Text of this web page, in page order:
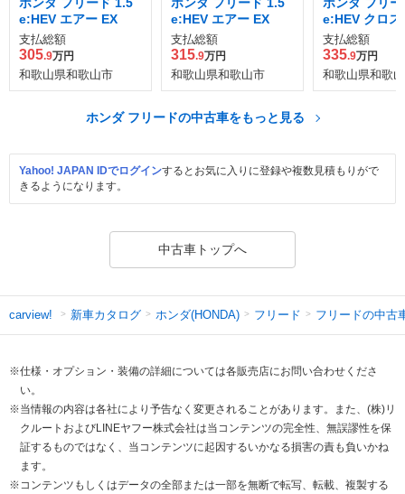
e:HEV エアー EX
支払総額
305.9万円
和歌山県和歌山市
e:HEV エアー EX
支払総額
315.9万円
和歌山県和歌山市
e:HEV クロス
支払総額
335.9万円
和歌山県和歌
ホンダ フリードの中古車をもっと見る
Yahoo! JAPAN IDでログインするとお気に入りに登録や複数見積もりがで
きるようになります。
中古車トップへ
carview! 新車カタログ ホンダ(HONDA) フリード フリードの中古
※仕様・オプション・装備の詳細については各販売店にお問い合わせくださ
い。
※当情報の内容は各社により予告なく変更されることがあります。また、(株)リ
クルートおよびLINEヤフー株式会社は当コンテンツの完全性、無誤謬性を保
証するものではなく、当コンテンツに起因するいかなる損害の責も負いかね
ます。
※コンテンツもしくはデータの全部または一部を無断で転写、転載、複製する